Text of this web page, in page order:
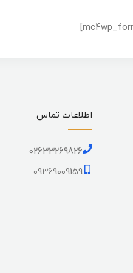
اطلاعات تماس
02633269826
09369009159